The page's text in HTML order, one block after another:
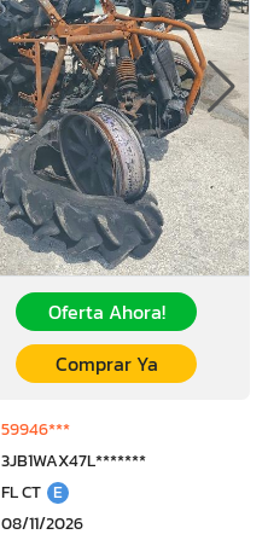
Oferta Ahora!
Comprar Ya
59946***
3JB1WAX47L*******
FL CT E
08/11/2026